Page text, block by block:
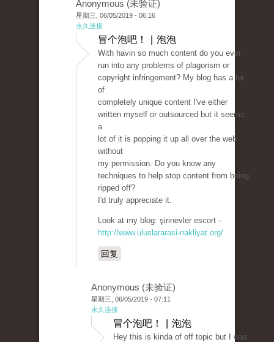
Anonymous (未验证)
星期三, 06/05/2019 - 06:16
永久连接
冒个泡吧！ | 泡泡
With havin so much content do you ever
run into any problems of plagorism or
copyright infringement? My blog has a lot
of
completely unique content I've either
written myself or outsourced but it seems
a
lot of it is popping it up all over the web
without
my permission. Do you know any
techniques to help stop content from being
ripped off?
I'd truly appreciate it.
Look at my blog: şirinevler escort -
http://www.uluslararasi-nakliyat.org/
回复
Anonymous (未验证)
星期三, 06/05/2019 - 07:11
永久连接
冒个泡吧！ | 泡泡
Hey this is kinda of off topic but I was